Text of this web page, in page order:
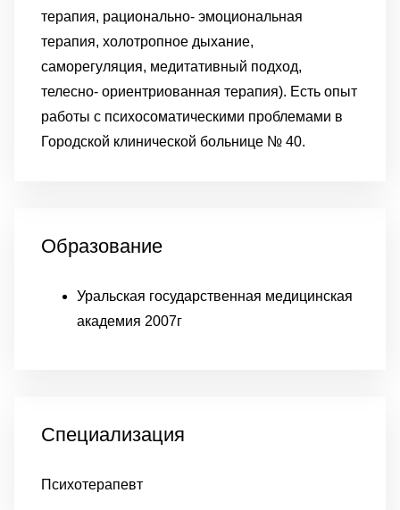
терапия, рационально- эмоциональная
терапия, холотропное дыхание,
саморегуляция, медитативный подход,
телесно- ориентриованная терапия). Есть опыт
работы с психосоматическими проблемами в
Городской клинической больнице № 40.
Образование
Уральская государственная медицинская
академия 2007г
Специализация
Психотерапевт